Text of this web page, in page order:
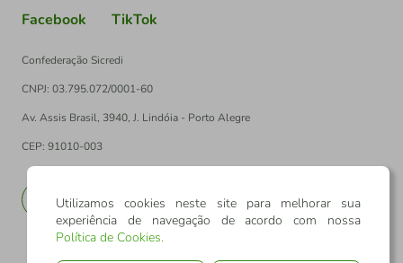
Facebook TikTok
Confederação Sicredi
CNPJ: 03.795.072/0001-60
Av. Assis Brasil, 3940, J. Lindóia - Porto Alegre
CEP: 91010-003
EN
Utilizamos cookies neste site para melhorar sua
experiência de navegação de acordo com nossa
Política de Cookies.